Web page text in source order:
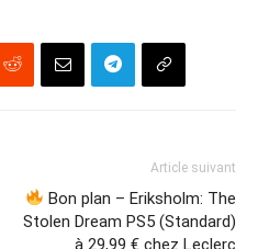
Article suivant
Bon plan – Eriksholm: The
Stolen Dream PS5 (Standard)
à 29,99 € chez Leclerc